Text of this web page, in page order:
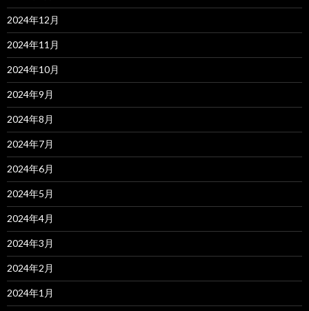
2024年12月
2024年11月
2024年10月
2024年9月
2024年8月
2024年7月
2024年6月
2024年5月
2024年4月
2024年3月
2024年2月
2024年1月